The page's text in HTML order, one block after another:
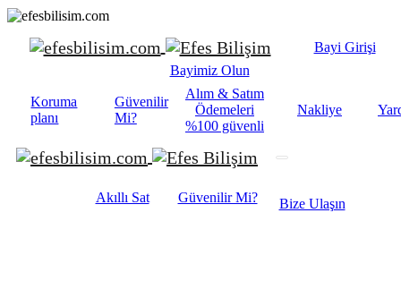
Bayi Girişi
Bayimiz Olun
Koruma
planı
Güvenilir
Mi?
Alım & Satım
Ödemeleri
%100 güvenli
Nakliye
Akıllı Sat Güvenilir Mi? Bize Ulaşın